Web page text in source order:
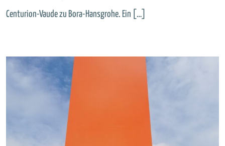
Centurion-Vaude zu Bora-Hansgrohe. Ein […]